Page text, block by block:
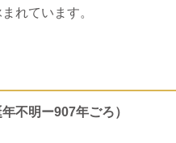
れています。
不明ー907年ごろ）